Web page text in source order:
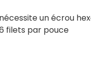
un écrou
filets par pouce